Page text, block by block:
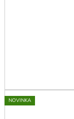
NOVINKA